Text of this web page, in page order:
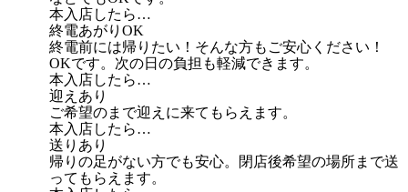
本入店したら…
終電あがりOK
終電前には帰りたい！そんな方もご安心ください！
OKです。次の日の負担も軽減できます。
本入店したら…
迎えあり
ご希望のまで迎えに来てもらえます。
本入店したら…
送りあり
帰りの足がない方でも安心。閉店後希望の場所まで送
ってもらえます。